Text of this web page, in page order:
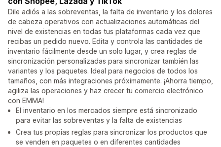
Dile adiós a las sobreventas, la falta de inventario y los dolores
de cabeza operativos con actualizaciones automáticas del
nivel de existencias en todas tus plataformas cada vez que
recibas un pedido nuevo. Edita y controla las cantidades de
inventario fácilmente desde un solo lugar, y crea reglas de
sincronización personalizadas para sincronizar también las
variantes y los paquetes. Ideal para negocios de todos los
tamaños, con más integraciones próximamente. ¡Ahorra tiempo,
agiliza las operaciones y haz crecer tu comercio electrónico
con EMMA!
El inventario en los mercados siempre está sincronizado
para evitar las sobreventas y la falta de existencias
Crea tus propias reglas para sincronizar los productos que
se venden en paquetes o en diferentes cantidades